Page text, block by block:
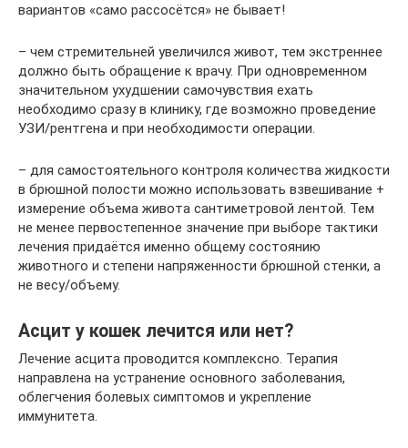
вариантов «само рассосётся» не бывает!
– чем стремительней увеличился живот, тем экстреннее
должно быть обращение к врачу. При одновременном
значительном ухудшении самочувствия ехать
необходимо сразу в клинику, где возможно проведение
УЗИ/рентгена и при необходимости операции.
– для самостоятельного контроля количества жидкости
в брюшной полости можно использовать взвешивание +
измерение объема живота сантиметровой лентой. Тем
не менее первостепенное значение при выборе тактики
лечения придаётся именно общему состоянию
животного и степени напряженности брюшной стенки, а
не весу/объему.
Асцит у кошек лечится или нет?
Лечение асцита проводится комплексно. Терапия
направлена на устранение основного заболевания,
облегчения болевых симптомов и укрепление
иммунитета.